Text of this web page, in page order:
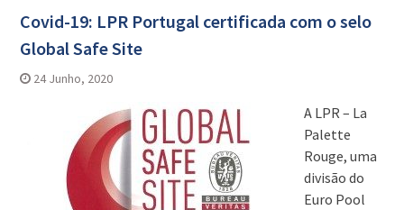
Covid-19: LPR Portugal certificada com o selo
Global Safe Site
24 Junho, 2020
A LPR – La
Palette
Rouge, uma
divisão do
Euro Pool